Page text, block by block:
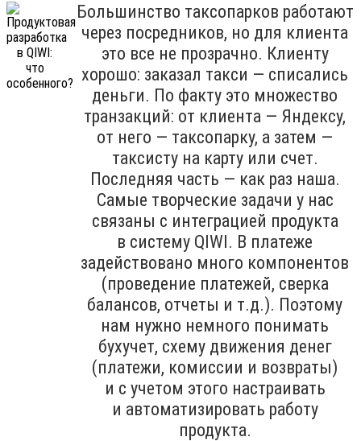
Большинство таксопарков работают
через посредников, но для клиента
это все не прозрачно. Клиенту
хорошо: заказал такси — списались
деньги. По факту это множество
транзакций: от клиента — Яндексу,
от него — таксопарку, а затем —
таксисту на карту или счет.
Последняя часть — как раз наша.
Самые творческие задачи у нас
связаны с интеграцией продукта
в систему QIWI. В платеже
задействовано много компонентов
(проведение платежей, сверка
балансов, отчеты и т.д.). Поэтому
нам нужно немного понимать
бухучет, схему движения денег
(платежи, комиссии и возвраты)
и с учетом этого настраивать
и автоматизировать работу
продукта.